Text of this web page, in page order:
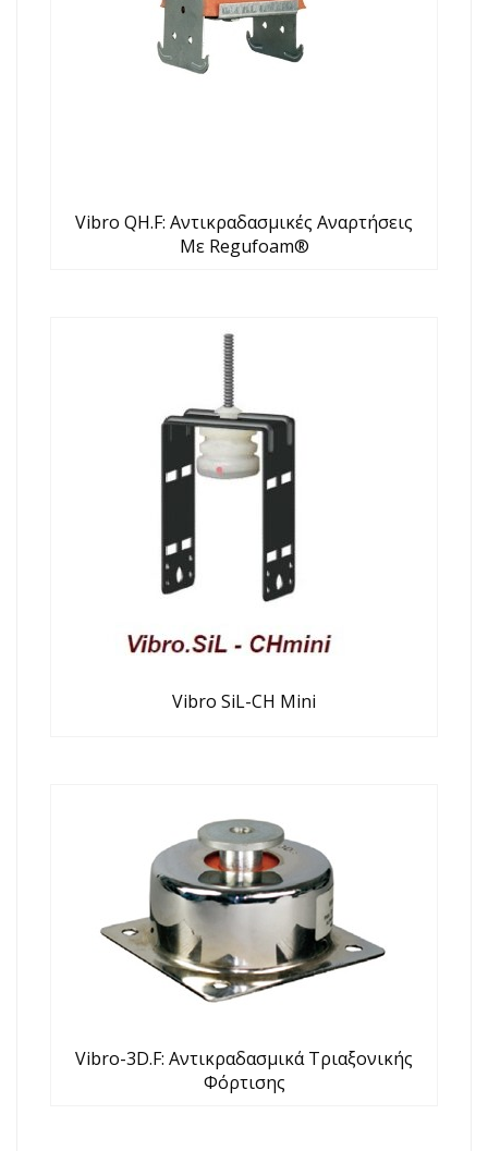
Vibro QH.F: Αντικραδασμικές Αναρτήσεις
Με Regufoam®
Vibro SiL-CH Mini
Vibro-3D.F: Αντικραδασμικά Τριαξονικής
Φόρτισης